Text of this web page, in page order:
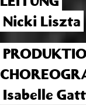
Nicki Liszta
Isabelle